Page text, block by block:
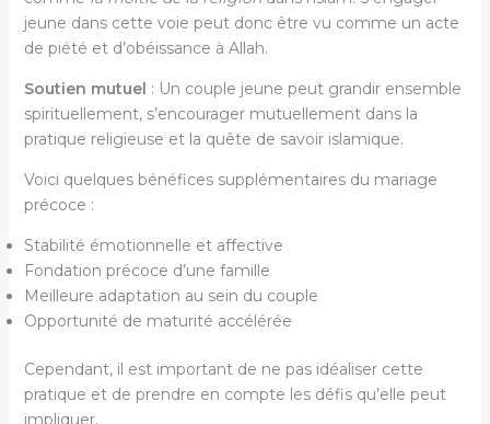
jeune dans cette voie peut donc être vu comme un acte
de piété et d’obéissance à Allah.
Soutien mutuel : Un couple jeune peut grandir ensemble
spirituellement, s’encourager mutuellement dans la
pratique religieuse et la quête de savoir islamique.
Voici quelques bénéfices supplémentaires du mariage
précoce :
Stabilité émotionnelle et affective
Fondation précoce d’une famille
Meilleure adaptation au sein du couple
Opportunité de maturité accélérée
Cependant, il est important de ne pas idéaliser cette
pratique et de prendre en compte les défis qu’elle peut
impliquer.